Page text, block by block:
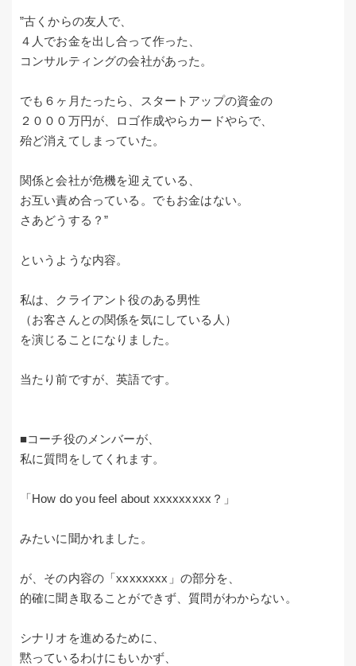
”古くからの友人で、
４人でお金を出し合って作った、
コンサルティングの会社があった。
でも６ヶ月たったら、スタートアップの資金の
２０００万円が、ロゴ作成やらカードやらで、
殆ど消えてしまっていた。
関係と会社が危機を迎えている、
お互い責め合っている。でもお金はない。
さあどうする？”
というような内容。
私は、クライアント役のある男性
（お客さんとの関係を気にしている人）
を演じることになりました。
当たり前ですが、英語です。
■コーチ役のメンバーが、
私に質問をしてくれます。
「How do you feel about xxxxxxxxx？」
みたいに聞かれました。
が、その内容の「xxxxxxxx」の部分を、
的確に聞き取ることができず、質問がわからない。
シナリオを進めるために、
黙っているわけにもいかず、